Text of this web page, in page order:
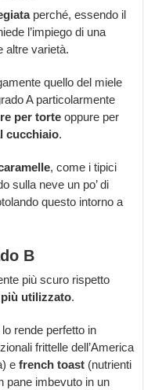
perché, essendo il
l’impiego di una
altre varietà.
quello del miele
A particolarmente
per torte oppure per
cucchiaio.
, come i tipici
sulla neve un po’ di
questo intorno a
B
più scuro rispetto
più utilizzato.
lo rende perfetto in
frittelle dell’America
efrench toast (nutrienti
pane imbevuto in un